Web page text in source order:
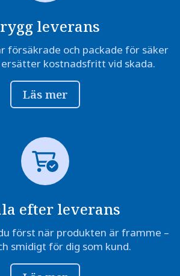
leverans
försäkrade och packade för säker
kostnadsfritt vid skada.
Läs mer
efter leverans
först när produkten är framme –
smidigt för dig som kund.